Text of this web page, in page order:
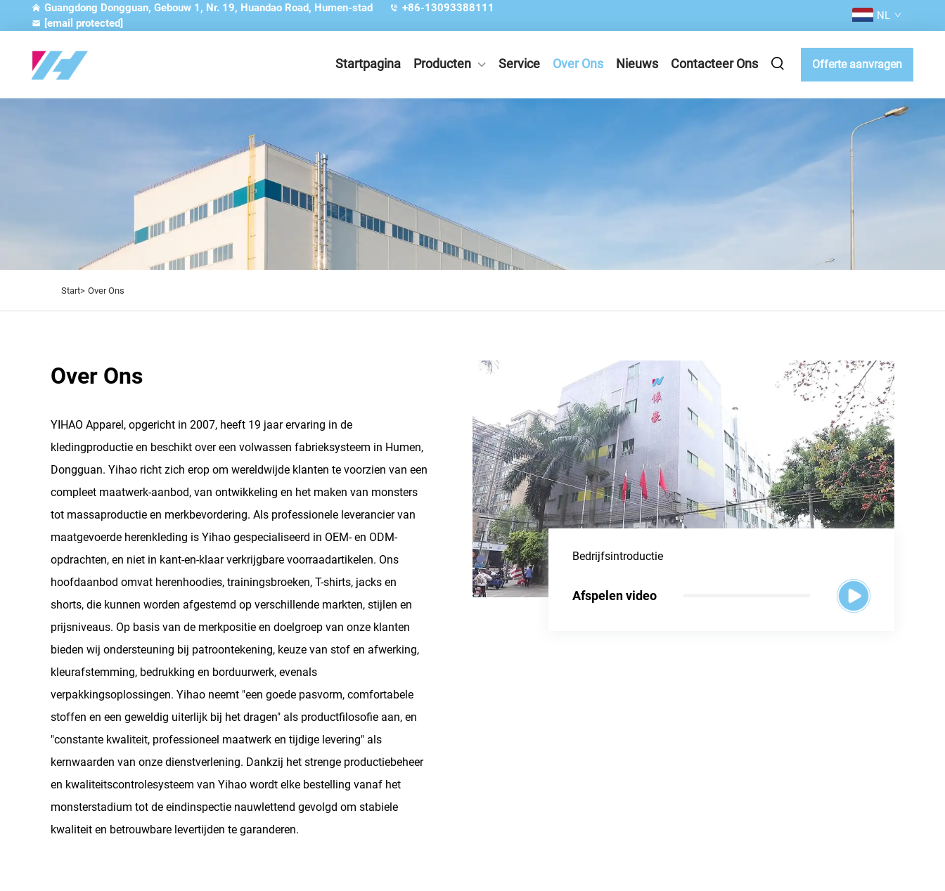
Guangdong Dongguan, Gebouw 1, Nr. 19, Huandao Road, Humen-stad
+86-13093388111
[email protected]
NL
Startpagina Producten Service Over Ons Nieuws Contacteer Ons Offerte aanvragen
Start> Over Ons
Over Ons
YIHAO Apparel, opgericht in 2007, heeft 19 jaar ervaring in de
kledingproductie en beschikt over een volwassen fabrieksysteem in Humen,
Dongguan. Yihao richt zich erop om wereldwijde klanten te voorzien van een
compleet maatwerk-aanbod, van ontwikkeling en het maken van monsters
tot massaproductie en merkbevordering. Als professionele leverancier van
maatgevoerde herenkleding is Yihao gespecialiseerd in OEM- en ODM-
opdrachten, en niet in kant-en-klaar verkrijgbare voorraadartikelen. Ons
hoofdaanbod omvat herenhoodies, trainingsbroeken, T-shirts, jacks en
shorts, die kunnen worden afgestemd op verschillende markten, stijlen en
prijsniveaus. Op basis van de merkpositie en doelgroep van onze klanten
bieden wij ondersteuning bij patroontekening, keuze van stof en afwerking,
kleurafstemming, bedrukking en borduurwerk, evenals
verpakkingsoplossingen. Yihao neemt "een goede pasvorm, comfortabele
stoffen en een geweldig uiterlijk bij het dragen" als productfilosofie aan, en
"constante kwaliteit, professioneel maatwerk en tijdige levering" als
kernwaarden van onze dienstverlening. Dankzij het strenge productiebeheer
en kwaliteitscontrolesysteem van Yihao wordt elke bestelling vanaf het
monsterstadium tot de eindinspectie nauwlettend gevolgd om stabiele
kwaliteit en betrouwbare levertijden te garanderen.
Bedrijfsintroductie
Afspelen video